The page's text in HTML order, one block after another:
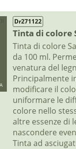
Dr271122
Tinta di colore
Tinta di colore
da 100 ml.
venatura del
Principalmente
modificare il
uniformare le
colore nello
altre essenze di
nascondere
Tinta ad